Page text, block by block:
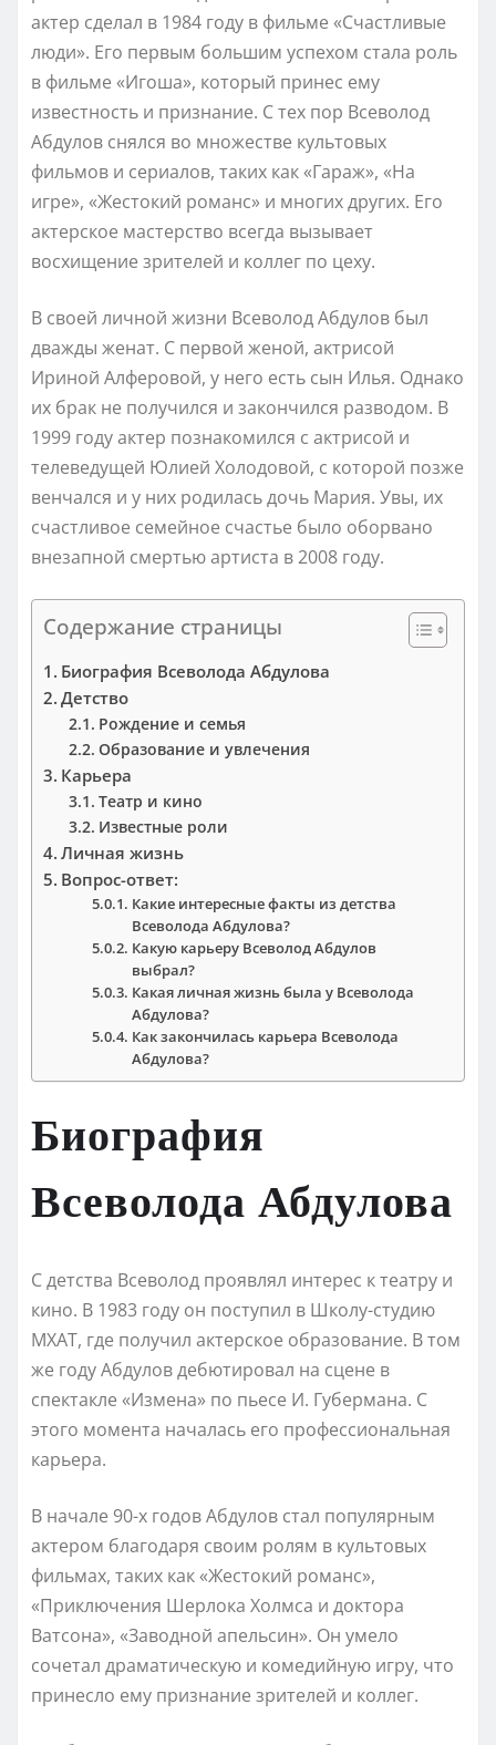
актер сделал в 1984 году в фильме «Счастливые
люди». Его первым большим успехом стала роль
в фильме «Игоша», который принес ему
известность и признание. С тех пор Всеволод
Абдулов снялся во множестве культовых
фильмов и сериалов, таких как «Гараж», «На
игре», «Жестокий романс» и многих других. Его
актерское мастерство всегда вызывает
восхищение зрителей и коллег по цеху.
В своей личной жизни Всеволод Абдулов был
дважды женат. С первой женой, актрисой
Ириной Алферовой, у него есть сын Илья. Однако
их брак не получился и закончился разводом. В
1999 году актер познакомился с актрисой и
телеведущей Юлией Холодовой, с которой позже
венчался и у них родилась дочь Мария. Увы, их
счастливое семейное счастье было оборвано
внезапной смертью артиста в 2008 году.
Содержание страницы
Биография Всеволода Абдулова
Детство
Рождение и семья
Образование и увлечения
Карьера
Театр и кино
Известные роли
Личная жизнь
Вопрос-ответ:
Какие интересные факты из детства
Всеволода Абдулова?
Какую карьеру Всеволод Абдулов
выбрал?
Какая личная жизнь была у Всеволода
Абдулова?
Как закончилась карьера Всеволода
Абдулова?
Биография
Всеволода Абдулова
С детства Всеволод проявлял интерес к театру и
кино. В 1983 году он поступил в Школу-студию
МХАТ, где получил актерское образование. В том
же году Абдулов дебютировал на сцене в
спектакле «Измена» по пьесе И. Губермана. С
этого момента началась его профессиональная
карьера.
В начале 90-х годов Абдулов стал популярным
актером благодаря своим ролям в культовых
фильмах, таких как «Жестокий романс»,
«Приключения Шерлока Холмса и доктора
Ватсона», «Заводной апельсин». Он умело
сочетал драматическую и комедийную игру, что
принесло ему признание зрителей и коллег.